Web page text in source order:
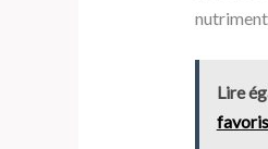
Lire